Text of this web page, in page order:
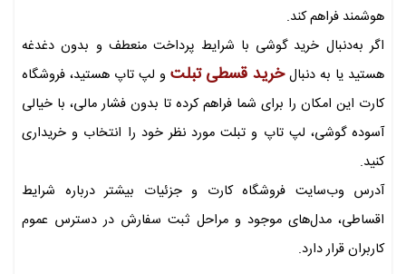
هوشمند فراهم کند.
اگر به‌دنبال خرید گوشی با شرایط پرداخت منعطف و بدون دغدغه
هستید یا به دنبالخرید قسطی تبلت و لپ تاپ هستید، فروشگاه
کارت این امکان را برای شما فراهم کرده تا بدون فشار مالی، با خیالی
آسوده گوشی، لپ تاپ و تبلت مورد نظر خود را انتخاب و خریداری
کنید.
آدرس وب‌سایت فروشگاه کارت و جزئیات بیشتر درباره شرایط
اقساطی، مدل‌های موجود و مراحل ثبت سفارش در دسترس عموم
کاربران قرار دارد.